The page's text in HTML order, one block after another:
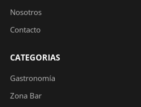
Nosotros
Contacto
CATEGORIAS
Gastronomía
Zona Bar